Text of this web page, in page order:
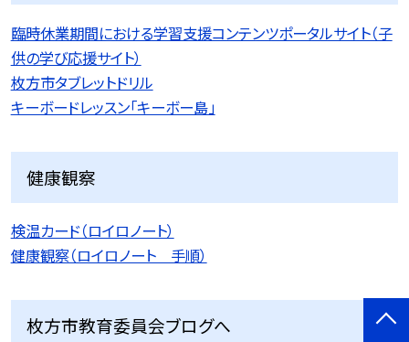
臨時休業期間における学習支援コンテンツポータルサイト（子
供の学び応援サイト）
枚方市タブレットドリル
キーボードレッスン「キーボー島」
健康観察
検温カード（ロイロノート）
健康観察（ロイロノート 手順）
枚方市教育委員会ブログへ